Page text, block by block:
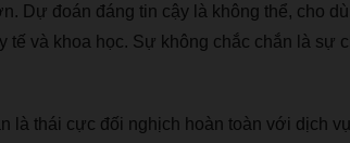
n. Dự đoán đáng tin cậy l à không thể, cho d ù
tế và khoa học. Sự không chắc chắn l à sự
n l à thái cực đối nghịch hoàn toàn với d ịch vụ